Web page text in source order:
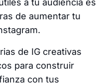
a tu audiencia es
de aumentar tu
de IG creativas
para construir
con tus